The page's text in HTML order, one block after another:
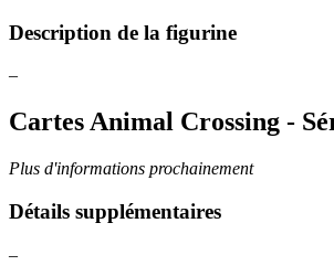
Description de la figurine
–
Cartes Animal Crossing -
Plus d'informations prochainement
Détails supplémentaires
–